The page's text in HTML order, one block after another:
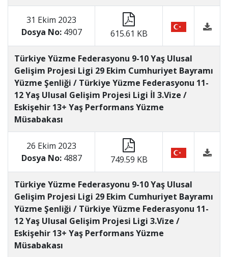
31 Ekim 2023
Dosya No:4907 615.61 KB
Türkiye Yüzme Federasyonu 9-10 Yaş Ulusal
Gelişim Projesi Ligi 29 Ekim Cumhuriyet Bayramı
Yüzme Şenliği / Türkiye Yüzme Federasyonu 11-
12 Yaş Ulusal Gelişim Projesi Ligi İl 3.Vize /
Eskişehir 13+ Yaş Performans Yüzme
Müsabakası
26 Ekim 2023
Dosya No:4887 749.59 KB
Türkiye Yüzme Federasyonu 9-10 Yaş Ulusal
Gelişim Projesi Ligi 29 Ekim Cumhuriyet Bayramı
Yüzme Şenliği / Türkiye Yüzme Federasyonu 11-
12 Yaş Ulusal Gelişim Projesi Ligi 3.Vize /
Eskişehir 13+ Yaş Performans Yüzme
Müsabakası